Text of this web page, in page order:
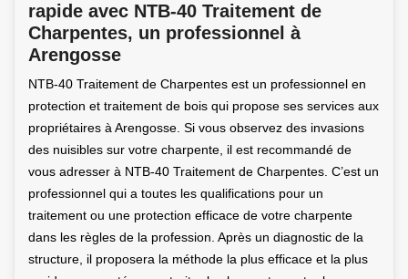
rapide avec NTB-40 Traitement de
Charpentes, un professionnel à
Arengosse
NTB-40 Traitement de Charpentes est un professionnel en
protection et traitement de bois qui propose ses services aux
propriétaires à Arengosse. Si vous observez des invasions
des nuisibles sur votre charpente, il est recommandé de
vous adresser à NTB-40 Traitement de Charpentes. C’est un
professionnel qui a toutes les qualifications pour un
traitement ou une protection efficace de votre charpente
dans les règles de la profession. Après un diagnostic de la
structure, il proposera la méthode la plus efficace et la plus